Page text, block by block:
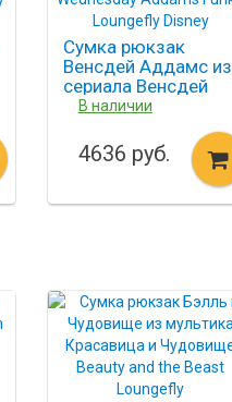
Сумка рюкзак
Венсдей Аддамс из
сериала Венсдей
Wednesday Addams
Disney
В наличии
4636 руб.